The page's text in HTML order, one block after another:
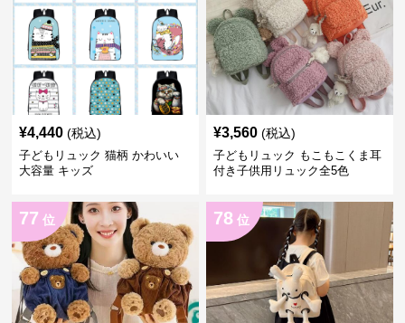
¥4,440 (税込)
子どもリュック 猫柄 かわいい
大容量 キッズ
¥3,560 (税込)
子どもリュック もこもこくま耳
付き子供用リュック全5色
77 位 78 位